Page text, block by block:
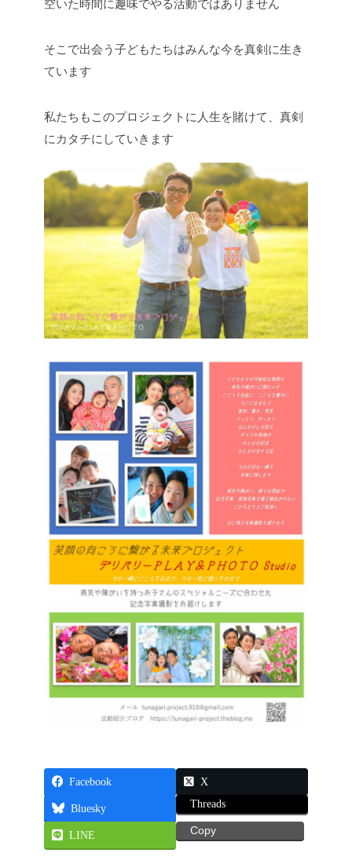
空いた時間に趣味でやる活動ではありません
そこで出会う子どもたちはみんな今を真剣に生き
ています
私たちもこのプロジェクトに人生を賭けて、真剣
にカタチにしていきます
Facebook X
Bluesky Threads
LINE Copy